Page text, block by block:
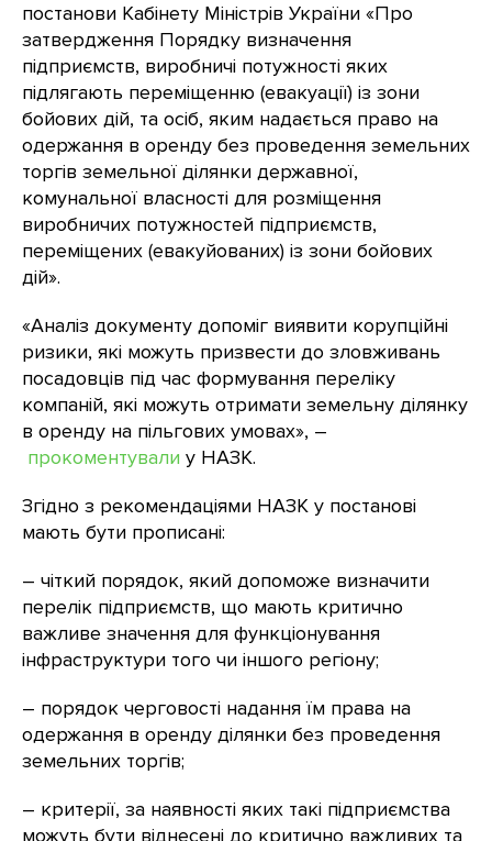
постанови Кабінету Міністрів України «Про
затвердження Порядку визначення
підприємств, виробничі потужності яких
підлягають переміщенню (евакуації) із зони
бойових дій, та осіб, яким надається право на
одержання в оренду без проведення земельних
торгів земельної ділянки державної,
комунальної власності для розміщення
виробничих потужностей підприємств,
переміщених (евакуйованих) із зони бойових
дій».
«Аналіз документу допоміг виявити корупційні
ризики, які можуть призвести до зловживань
посадовців під час формування переліку
компаній, які можуть отримати земельну ділянку
в оренду на пільгових умовах», –
прокоментували у НАЗК.
Згідно з рекомендаціями НАЗК у постанові
мають бути прописані:
– чіткий порядок, який допоможе визначити
перелік підприємств, що мають критично
важливе значення для функціонування
інфраструктури того чи іншого регіону;
– порядок черговості надання їм права на
одержання в оренду ділянки без проведення
земельних торгів;
– критерії, за наявності яких такі підприємства
можуть бути віднесені до критично важливих та